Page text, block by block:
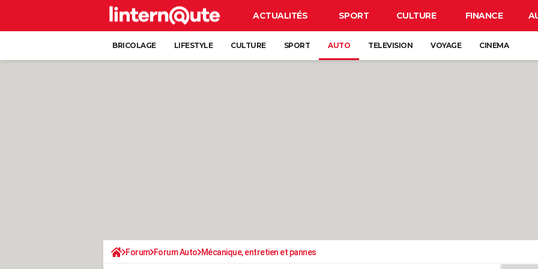
ACTUALITÉS SPORT CULTURE FINANCE
BRICOLAGE LIFESTYLE CULTURE SPORT AUTO TELEVISION VOYAGE CINEMA
Forum Forum Auto Mécanique, entretien et pannes